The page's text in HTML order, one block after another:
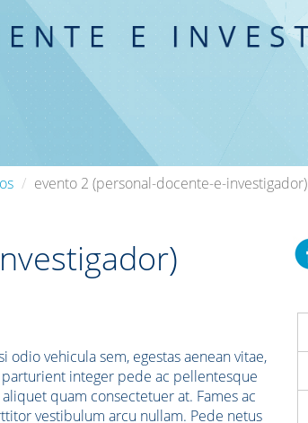
evento 2 (personal-docente-e-investigador)
odio vehicula sem, egestas aenean vitae,
integer pede ac pellentesque
quam consectetuer at. Fames ac
vestibulum arcu nullam. Pede netus